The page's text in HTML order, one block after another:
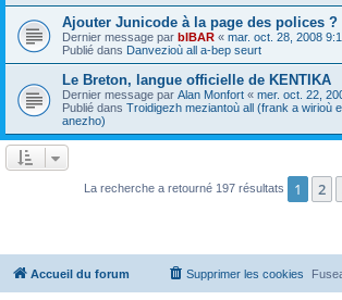
Ajouter Junicode à la page des polices ?
Dernier message par bIBAR « mar. oct. 28, 2008
Publié dans Danvezioù all a-bep seurt
Le Breton, langue officielle de KENTIKA
Dernier message par Alan Monfort « mer. oct. 22,
Publié dans Troidigezh meziantoù all (frank a wirioù
anezho)
La recherche a retourné 197 résultats 1 2
Accueil du forum Supprimer les cookies